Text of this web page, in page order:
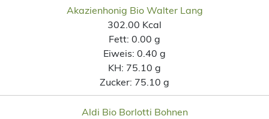
Akazienhonig Bio Walter Lang
302.00 Kcal
Fett: 0.00 g
Eiweis: 0.40 g
KH: 75.10 g
Zucker: 75.10 g
Aldi Bio Borlotti Bohnen